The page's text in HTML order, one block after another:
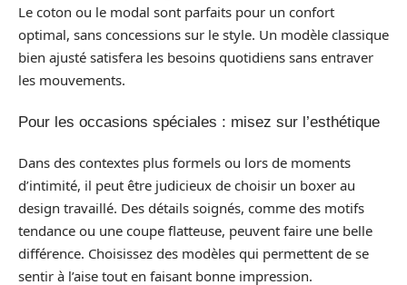
Le coton ou le modal sont parfaits pour un confort
optimal, sans concessions sur le style. Un modèle classique
bien ajusté satisfera les besoins quotidiens sans entraver
les mouvements.
Pour les occasions spéciales : misez sur l’esthétique
Dans des contextes plus formels ou lors de moments
d’intimité, il peut être judicieux de choisir un boxer au
design travaillé. Des détails soignés, comme des motifs
tendance ou une coupe flatteuse, peuvent faire une belle
différence. Choisissez des modèles qui permettent de se
sentir à l’aise tout en faisant bonne impression.